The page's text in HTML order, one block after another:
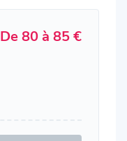
De 80 à 85 €